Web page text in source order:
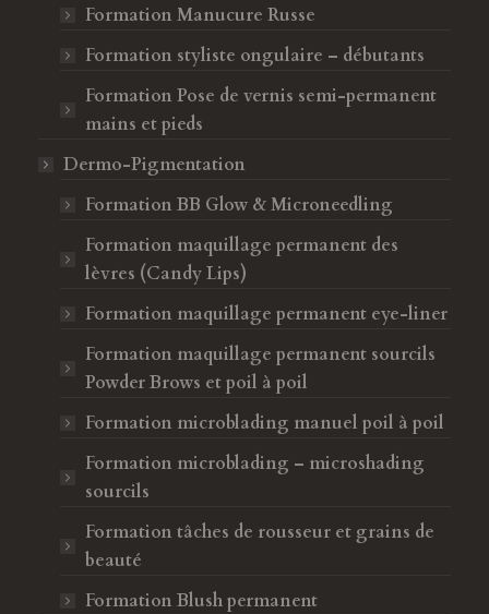
Formation Manucure Russe
Formation styliste ongulaire – débutants
Formation Pose de vernis semi-permanent
mains et pieds
Dermo-Pigmentation
Formation BB Glow & Microneedling
Formation maquillage permanent des
lèvres (Candy Lips)
Formation maquillage permanent eye-liner
Formation maquillage permanent sourcils
Powder Brows et poil à poil
Formation microblading manuel poil à poil
Formation microblading – microshading
sourcils
Formation tâches de rousseur et grains de
beauté
Formation Blush permanent